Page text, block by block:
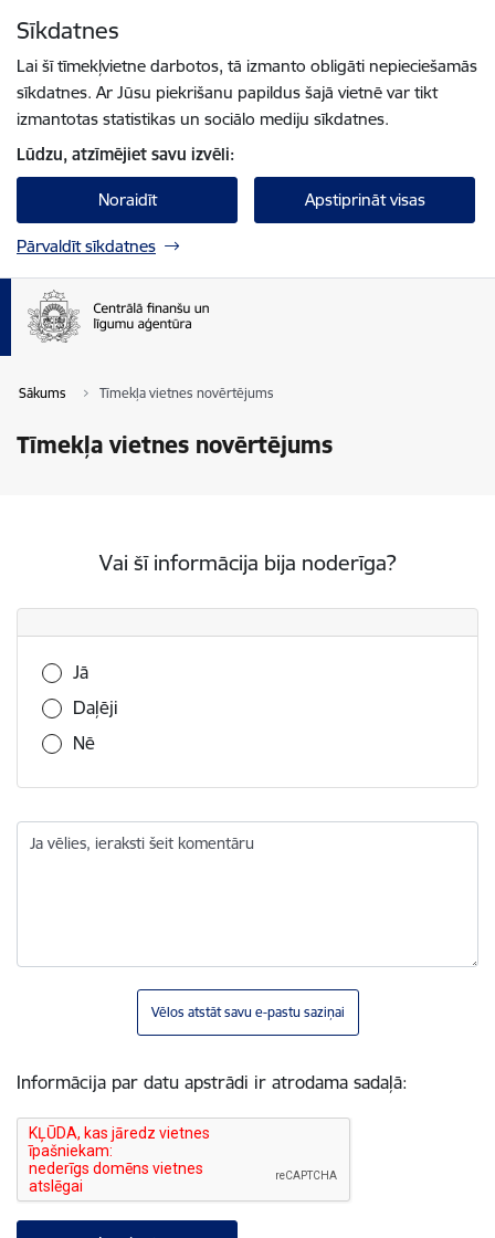
Sīkdatnes
Lai šī tīmekļvietne darbotos, tā izmanto obligāti nepieciešamās
sīkdatnes. Ar Jūsu piekrišanu papildus šajā vietnē var tikt
izmantotas statistikas un sociālo mediju sīkdatnes.
Lūdzu, atzīmējiet savu izvēli:
Noraidīt Apstiprināt visas
Pārvaldīt sīkdatnes
Sākums Tīmekļa vietnes novērtējums
Tīmekļa vietnes novērtējums
Vai šī informācija bija noderīga?
Vai šī informācija bija noderīga?
Jā
Daļēji
Nē
Ja vēlies, ieraksti šeit komentāru
Vēlos atstāt savu e-pastu saziņai
Informācija par datu apstrādi ir atrodama sadaļā: